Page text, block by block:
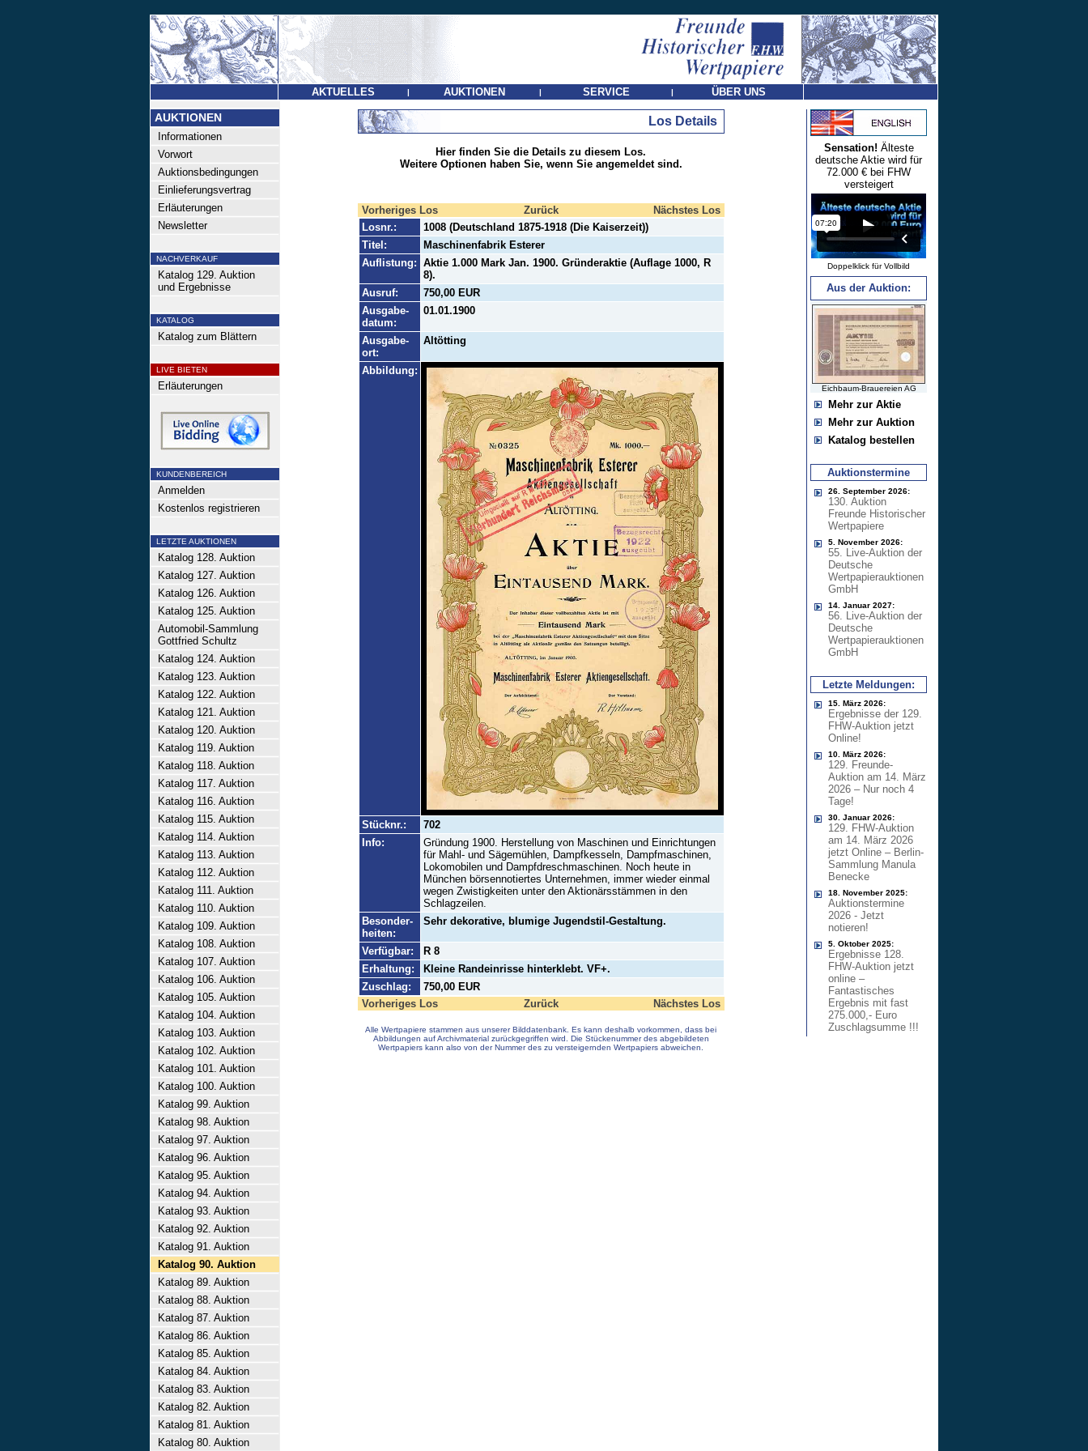
AKTUELLES | AUKTIONEN | SERVICE | ÜBER UNS
AUKTIONEN
Informationen
Vorwort
Auktionsbedingungen
Einlieferungsvertrag
Erläuterungen
Newsletter
NACHVERKAUF
Katalog 129. Auktion
und Ergebnisse
KATALOG
Katalog zum Blättern
LIVE BIETEN
Erläuterungen
KUNDENBEREICH
Anmelden
Kostenlos registrieren
LETZTE AUKTIONEN
Katalog 128. Auktion
Katalog 127. Auktion
Katalog 126. Auktion
Katalog 125. Auktion
Automobil-Sammlung
Gottfried Schultz
Katalog 124. Auktion
Katalog 123. Auktion
Katalog 122. Auktion
Katalog 121. Auktion
Katalog 120. Auktion
Katalog 119. Auktion
Katalog 118. Auktion
Katalog 117. Auktion
Katalog 116. Auktion
Katalog 115. Auktion
Katalog 114. Auktion
Katalog 113. Auktion
Katalog 112. Auktion
Katalog 111. Auktion
Katalog 110. Auktion
Katalog 109. Auktion
Katalog 108. Auktion
Katalog 107. Auktion
Katalog 106. Auktion
Katalog 105. Auktion
Katalog 104. Auktion
Katalog 103. Auktion
Katalog 102. Auktion
Katalog 101. Auktion
Katalog 100. Auktion
Katalog 99. Auktion
Katalog 98. Auktion
Katalog 97. Auktion
Katalog 96. Auktion
Katalog 95. Auktion
Katalog 94. Auktion
Katalog 93. Auktion
Katalog 92. Auktion
Katalog 91. Auktion
Katalog 90. Auktion
Katalog 89. Auktion
Katalog 88. Auktion
Katalog 87. Auktion
Katalog 86. Auktion
Katalog 85. Auktion
Katalog 84. Auktion
Katalog 83. Auktion
Katalog 82. Auktion
Katalog 81. Auktion
Katalog 80. Auktion
Los Details
Hier finden Sie die Details zu diesem Los.
Weitere Optionen haben Sie, wenn Sie angemeldet sind.
Vorheriges Los Zurück
Nächstes Los
Losnr.:
1008 (Deutschland 1875-1918 (Die Kaiserzeit))
Titel:
Maschinenfabrik Esterer
Auflistung: Aktie 1.000 Mark Jan. 1900. Gründeraktie (Auflage 1000, R
8).
Ausruf:
750,00 EUR
Ausgabe-
datum:
01.01.1900
Ausgabe-
ort:
Altötting
Abbildung:
Stücknr.:
702
Info:
Gründung 1900. Herstellung von Maschinen und Einrichtungen
für Mahl- und Sägemühlen, Dampfkesseln, Dampfmaschinen,
Lokomobilen und Dampfdreschmaschinen. Noch heute in
München börsennotiertes Unternehmen, immer wieder einmal
wegen Zwistigkeiten unter den Aktionärsstämmen in den
Schlagzeilen.
Besonder-
heiten:
Sehr dekorative, blumige Jugendstil-Gestaltung.
Verfügbar:
R 8
Erhaltung:
Kleine Randeinrisse hinterklebt. VF+.
Zuschlag:
750,00 EUR
Vorheriges Los
Zurück Nächstes Los
Alle Wertpapiere stammen aus unserer Bilddatenbank. Es kann deshalb vorkommen, dass bei
Abbildungen auf Archivmaterial zurückgegriffen wird. Die Stückenummer des abgebildeten
Wertpapiers kann also von der Nummer des zu versteigernden Wertpapiers abweichen.
Sensation! Älteste
deutsche Aktie wird für
72.000 € bei FHW
versteigert
Doppelklick für Vollbild
Aus der Auktion:
Eichbaum-Brauereien AG
Mehr zur Aktie
Mehr zur Auktion
Katalog bestellen
Auktionstermine
26. September 2026:
130. Auktion
Freunde Historischer
Wertpapiere
5. November 2026:
55. Live-Auktion der
Deutsche
Wertpapierauktionen
GmbH
14. Januar 2027:
56. Live-Auktion der
Deutsche
Wertpapierauktionen
GmbH
Letzte Meldungen:
15. März 2026:
Ergebnisse der 129.
FHW-Auktion jetzt
Online!
10. März 2026:
129. Freunde-
Auktion am 14. März
2026 – Nur noch 4
Tage!
30. Januar 2026:
129. FHW-Auktion
am 14. März 2026
jetzt Online – Berlin-
Sammlung Manula
Benecke
18. November 2025:
Auktionstermine
2026 - Jetzt
notieren!
5. Oktober 2025:
Ergebnisse 128.
FHW-Auktion jetzt
online –
Fantastisches
Ergebnis mit fast
275.000,- Euro
Zuschlagsumme !!!